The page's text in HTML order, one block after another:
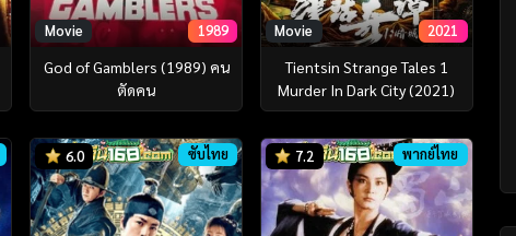
Movie 1989
God of Gamblers (1989) คน
ตัดคน
Movie 2021
Tientsin Strange Tales 1
Murder In Dark City (2021)
6.0 ซับไทย 7.2 พากย์ไทย